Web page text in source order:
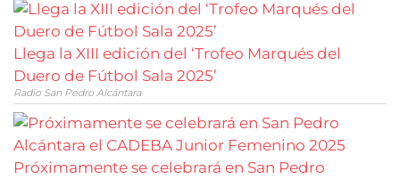
Llega la XIII edición del ‘Trofeo Marqués del
Duero de Fútbol Sala 2025’
Radio San Pedro Alcántara
Próximamente se celebrará en San Pedro